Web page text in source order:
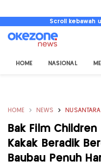
Scroll kebawah
HOME NASIONAL
HOME NEWS NUSANTARA
Bak Film
Kakak Beradik
Baubau Penuh